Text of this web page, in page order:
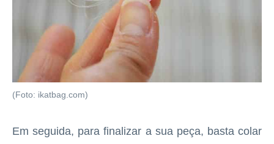
(Foto: ikatbag.com)
Em seguida, para finalizar a sua peça, basta colar